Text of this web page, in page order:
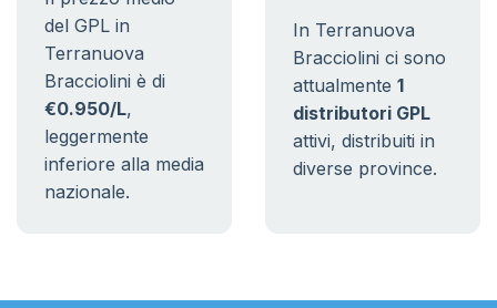
del GPL in
Terranuova
Bracciolini è di
€0.950/L,
leggermente
inferiore alla media
nazionale.
In Terranuova
Bracciolini ci sono
attualmente 1
distributori GPL
attivi, distribuiti in
diverse province.